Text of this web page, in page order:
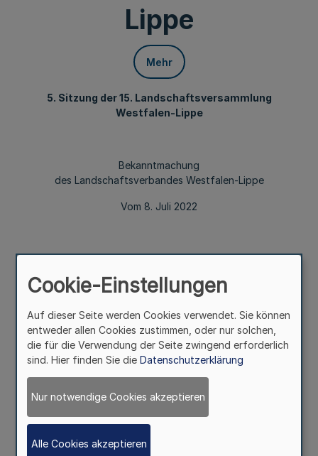
Lippe
Mehr
5. Sitzung der 15. Landschaftsversammlung
Westfalen-Lippe
Bekanntmachung
des Landschaftsverbandes Westfalen-Lippe
Vom 8. Juli 2022
Die 5. Sitzung der 15. Landschaftsversammlung
Westfalen-Lippe findet am 18. August 2022, 10.00 Uhr,
Landeshaus, Plenarsaal, Freiherr-vom-Stein-Platz 1 in
wird im Internet unter
https://www2.lwl.org/de/LWL/portal/der-lwl-im-
ueberblick/der-lwl-zahlen/bekanntmachungen/ öffentlich
bekannt gemacht.
Münster, 8. Juli 2022
Cookie-Einstellungen
Auf dieser Seite werden Cookies verwendet. Sie können
entweder allen Cookies zustimmen, oder nur solchen,
die für die Verwendung der Seite zwingend erforderlich
sind. Hier finden Sie die Datenschutzerklärung
Nur notwendige Cookies akzeptieren
Alle Cookies akzeptieren